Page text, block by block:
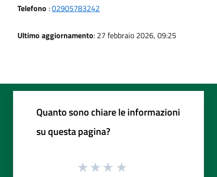
Telefono :02905783242
Ultimo aggiornamento: 27 febbraio 2026, 09:25
Quanto sono chiare le informazioni
su questa pagina?